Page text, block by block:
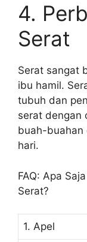
4.
Serat
Serat sangat
ibu hamil.
tubuh dan
serat dengan
buah-buahan
hari.
FAQ: Apa
Serat?
1. Apel